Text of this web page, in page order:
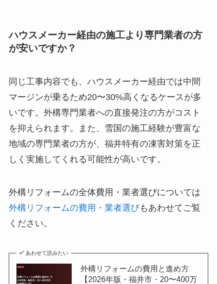
ハウスメーカー経由の施工より専門業者の方
が安いですか？
同じ工事内容でも、ハウスメーカー経由では中間
マージンが乗るため20〜30%高くなるケースが多
いです。外構専門業者への直接発注の方がコスト
を抑えられます。また、雪国の施工経験が豊富な
地域の専門業者の方が、福井特有の凍害対策を正
しく実施してくれる可能性が高いです。
外構リフォームの全体費用・業者選びについては
外構リフォームの費用・業者選びもあわせてご覧
ください。
あわせて読みたい
外構リフォームの費用と進め方
【2026年版・福井市・20〜400万